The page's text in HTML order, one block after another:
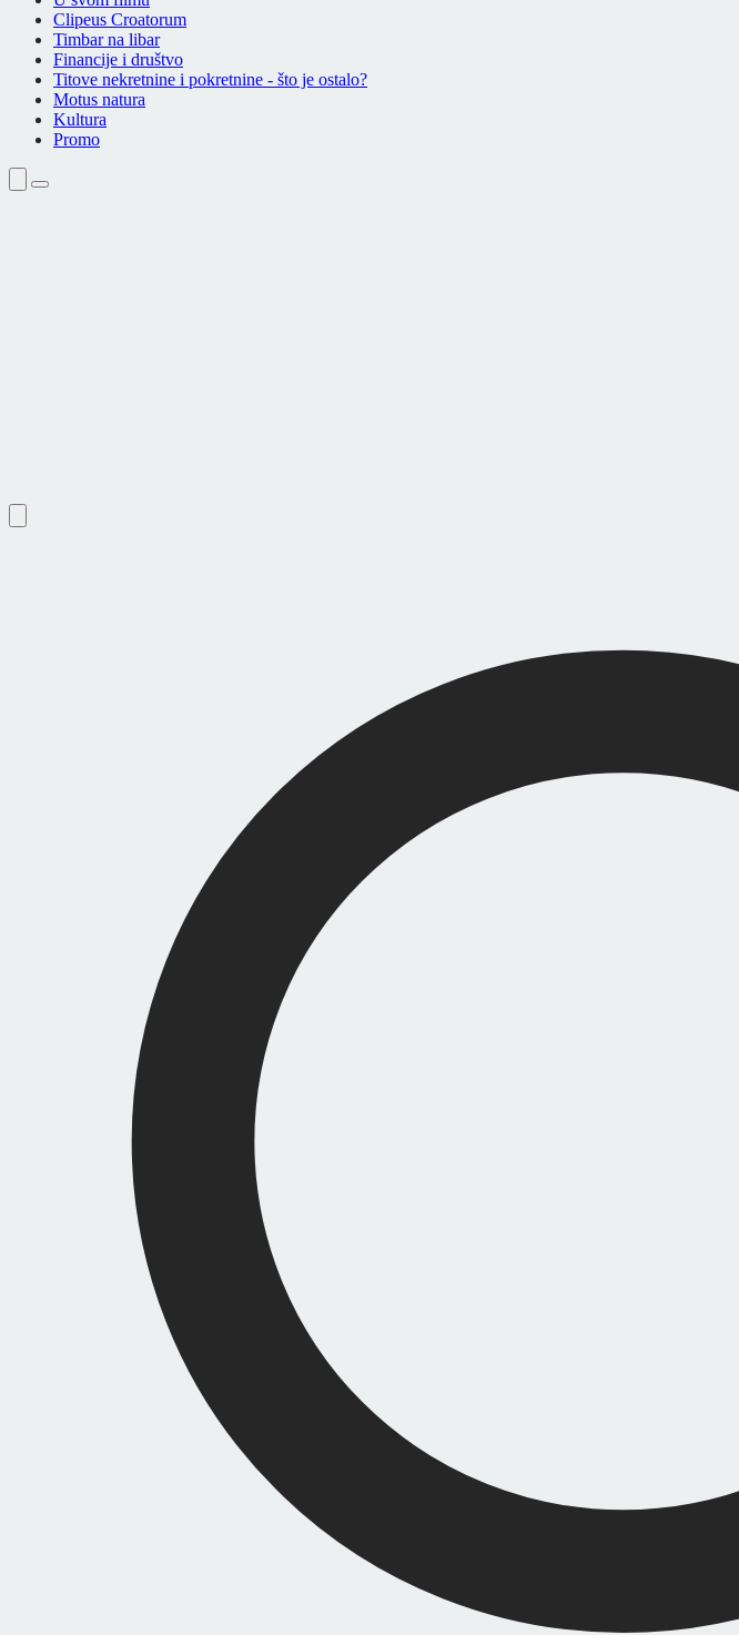
Clipeus Croatorum
Timbar na libar
Financije i društvo
Titove nekretnine i pokretnine - što je ostalo?
Motus natura
Kultura
Promo